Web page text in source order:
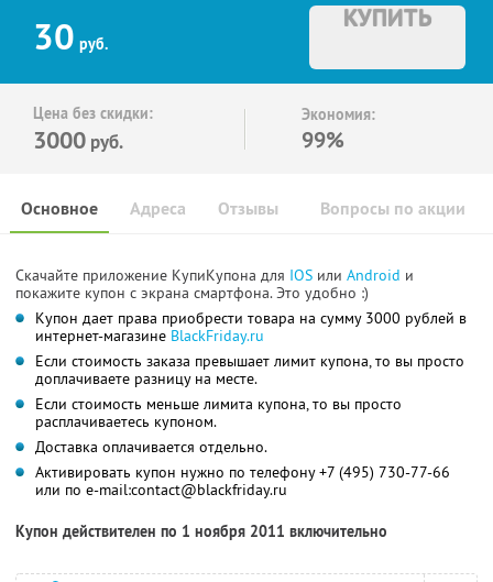
30 руб.
КУПИТЬ
Цена без скидки:
3000 руб.
Экономия:
99%
Основное Отзывы Вопросы по акции
Адреса
Скачайте приложение КупиКупона для IOS или Android и
покажите купон с экрана смартфона. Это удобно :)
Купон дает права приобрести товара на сумму 3000 рублей в
интернет-магазине BlackFriday.ru
Если стоимость заказа превышает лимит купона, то вы просто
доплачиваете разницу на месте.
Если стоимость меньше лимита купона, то вы просто
расплачиваетесь купоном.
Доставка оплачивается отдельно.
Активировать купон нужно по телефону +7 (495) 730-77-66
или по e-mail:contact@blackfriday.ru
Купон действителен по 1 ноября 2011 включительно